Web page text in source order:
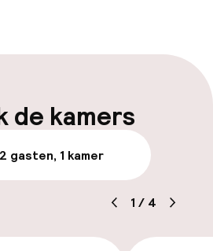
op eigen terrein
de kamers
2 gasten, 1 kamer
1 / 4